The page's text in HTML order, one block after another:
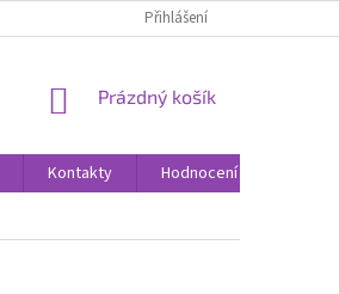
VÝMĚNA A VRÁCENÍ ZBOŽÍPřihlášení
NÁKUPNÍ
Prázdný košík
Kontakty
Hodnocení obchodu